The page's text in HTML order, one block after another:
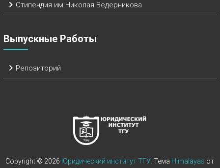
Стипендия им.Николая Ведерникова
Выпускные Работы
Репозиторий
Copyright © 2026 Юридический институт ТГУ . Тема Himalayas от